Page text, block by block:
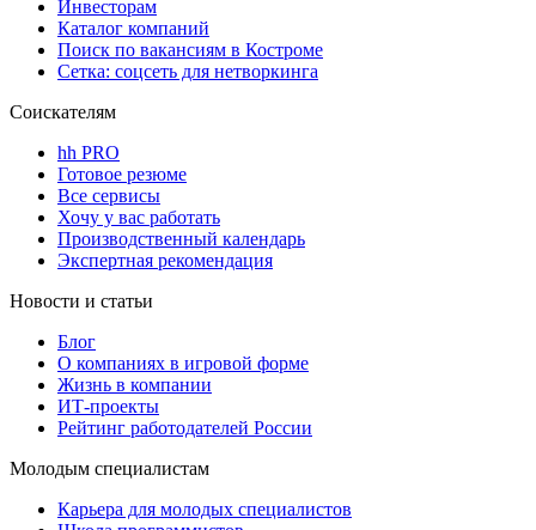
Инвесторам
Каталог компаний
Поиск по вакансиям в Костроме
Сетка: соцсеть для нетворкинга
Соискателям
hh PRO
Готовое резюме
Все сервисы
Хочу у вас работать
Производственный календарь
Экспертная рекомендация
Новости и статьи
Блог
О компаниях в игровой форме
Жизнь в компании
ИТ-проекты
Рейтинг работодателей России
Молодым специалистам
Карьера для молодых специалистов